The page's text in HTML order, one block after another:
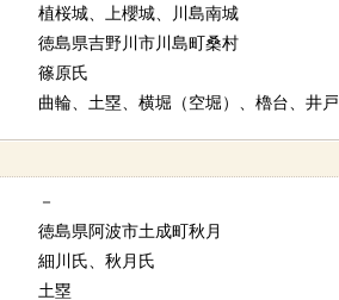
植桜城、上櫻城、川島南城
徳島県吉野川市川島町桑村
篠原氏
曲輪、土塁、横堀（空堀）、櫓台、井戸
－
徳島県阿波市土成町秋月
細川氏、秋月氏
土塁